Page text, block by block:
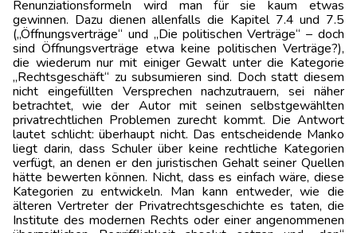
Renunziationsformeln wird man für sie kaum etwas
gewinnen. Dazu dienen allenfalls die Kapitel 7.4 und 7.5
(„Öffnungsverträge“ und „Die politischen Verträge“ – doch
sind Öffnungsverträge etwa keine politischen Verträge?),
die wiederum nur mit einiger Gewalt unter die Kategorie
„Rechtsgeschäft“ zu subsumieren sind. Doch statt diesem
nicht eingefüllten Versprechen nachzutrauern, sei näher
betrachtet, wie der Autor mit seinen selbstgewählten
privatrechtlichen Problemen zurecht kommt. Die Antwort
lautet schlicht: überhaupt nicht. Das entscheidende Manko
liegt darin, dass Schuler über keine rechtliche Kategorien
verfügt, an denen er den juristischen Gehalt seiner Quellen
hätte bewerten können. Nicht, dass es einfach wäre, diese
Kategorien zu entwickeln. Man kann entweder, wie die
älteren Vertreter der Privatrechtsgeschichte es taten, die
Institute des modernen Rechts oder einer angenommenen